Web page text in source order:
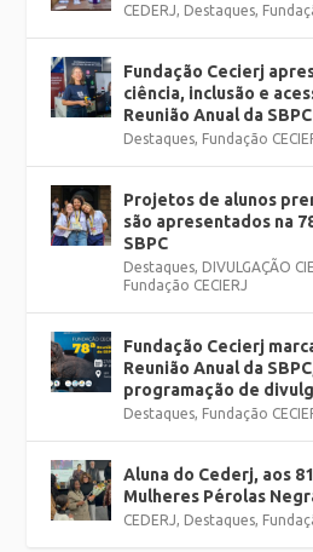
CEDERJ, Destaques,
Fundação Cecierj
ciência, inclusão e
Reunião Anual da SBPC
Destaques, Fundação
Projetos de alunos
são apresentados na
SBPC
Destaques, DIVULGAÇÃO
Fundação CECIERJ
Fundação Cecierj
Reunião Anual da
programação de
Destaques, Fundação
Aluna do Cederj, aos
Mulheres Pérolas
CEDERJ, Destaques,